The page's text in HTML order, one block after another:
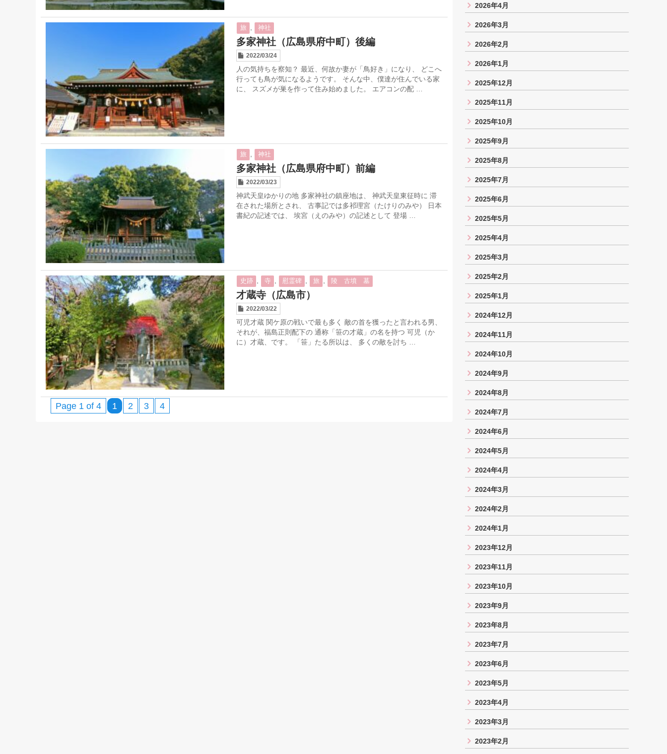
旅 , 神社
多家神社（広島県府中町）後編
2022/03/24
人の気持ちを察知？ 最近、何故か妻が「鳥好き」になり、 どこへ
行っても鳥が気になるようです。 そんな中、僕達が住んでいる家
に、 スズメが巣を作って住み始めました。 エアコンの配 …
旅 , 神社
多家神社（広島県府中町）前編
2022/03/23
神武天皇ゆかりの地 多家神社の鎮座地は、 神武天皇東征時に 滞
在された場所とされ、 古事記では多祁理宮（たけりのみや） 日本
書紀の記述では、 埃宮（えのみや）の記述として 登場 …
史跡 , 寺 , 慰霊碑 , 旅 , 陵 古墳 墓
才蔵寺（広島市）
2022/03/22
可児才蔵 関ケ原の戦いで最も多く 敵の首を獲ったと言われる男、
それが、福島正則配下の 通称「笹の才蔵」の名を持つ 可児（か
に）才蔵、です。 「笹」たる所以は、 多くの敵を討ち …
Page 1 of 4 1 2 3 4
2026年4月
2026年3月
2026年2月
2026年1月
2025年12月
2025年11月
2025年10月
2025年9月
2025年8月
2025年7月
2025年6月
2025年5月
2025年4月
2025年3月
2025年2月
2025年1月
2024年12月
2024年11月
2024年10月
2024年9月
2024年8月
2024年7月
2024年6月
2024年5月
2024年4月
2024年3月
2024年2月
2024年1月
2023年12月
2023年11月
2023年10月
2023年9月
2023年8月
2023年7月
2023年6月
2023年5月
2023年4月
2023年3月
2023年2月